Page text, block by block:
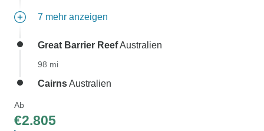
7 mehr anzeigen
Great Barrier ReefAustralien
98 mi
CairnsAustralien
Ab
€2.805